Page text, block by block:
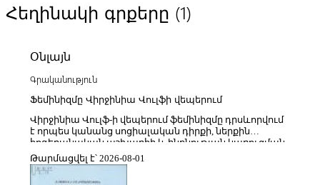
Հեղինակի գրքերը (1)
Օնլայն
Գրականություն
Ֆեմինիզմը Վիրջինիա Վուլֆի վեպերում
Վիրջինիա Վուլֆ-ի վեպերում ֆեմինիզմը դրսևորվում
է որպես կանանց սոցիալական դիրքի, ներքին
հոգեբանական աշխարհի և ինքնության կառուցման
խնդիրների խորքային քննություն, որը միաժամանակ
կապվում է մոդեռնիստական գրական
տեխնիկաների հետ։ Նրա
Թարմացվել է՝ 2026-08-01